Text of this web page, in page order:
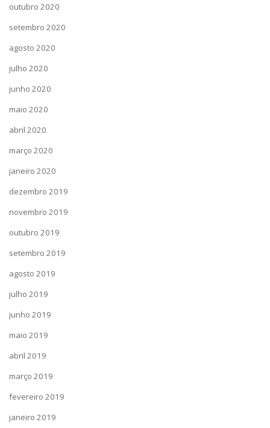
outubro 2020
setembro 2020
agosto 2020
julho 2020
junho 2020
maio 2020
abril 2020
março 2020
janeiro 2020
dezembro 2019
novembro 2019
outubro 2019
setembro 2019
agosto 2019
julho 2019
junho 2019
maio 2019
abril 2019
março 2019
fevereiro 2019
janeiro 2019